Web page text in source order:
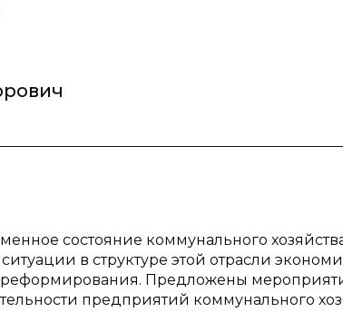
состояние коммунального
в структуре этой отрасли
Предложены
предприятий коммунального